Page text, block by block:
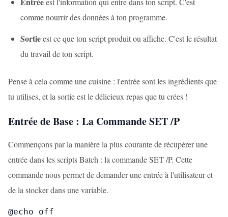
comme nourrir des données à ton programme.
Sortieest ce que ton script produit ou affiche. C'est le résultat
du travail de ton script.
Pense à cela comme une cuisine : l'entrée sont les ingrédients que
tu utilises, et la sortie est le délicieux repas que tu crées !
Entrée de Base : La Commande SET /P
Commençons par la manière la plus courante de récupérer une
entrée dans les scripts Batch : la commande SET /P. Cette
commande nous permet de demander une entrée à l'utilisateur et
de la stocker dans une variable.
@echo off